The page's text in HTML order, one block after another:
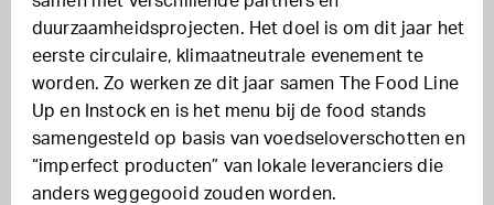
duurzaamheidsprojecten. Het doel is om dit jaar het
eerste circulaire, klimaatneutrale evenement te
worden. Zo werken ze dit jaar samen The Food Line
Up en Instock en is het menu bij de food stands
samengesteld op basis van voedseloverschotten en
“imperfect producten” van lokale leveranciers die
anders weggegooid zouden worden.